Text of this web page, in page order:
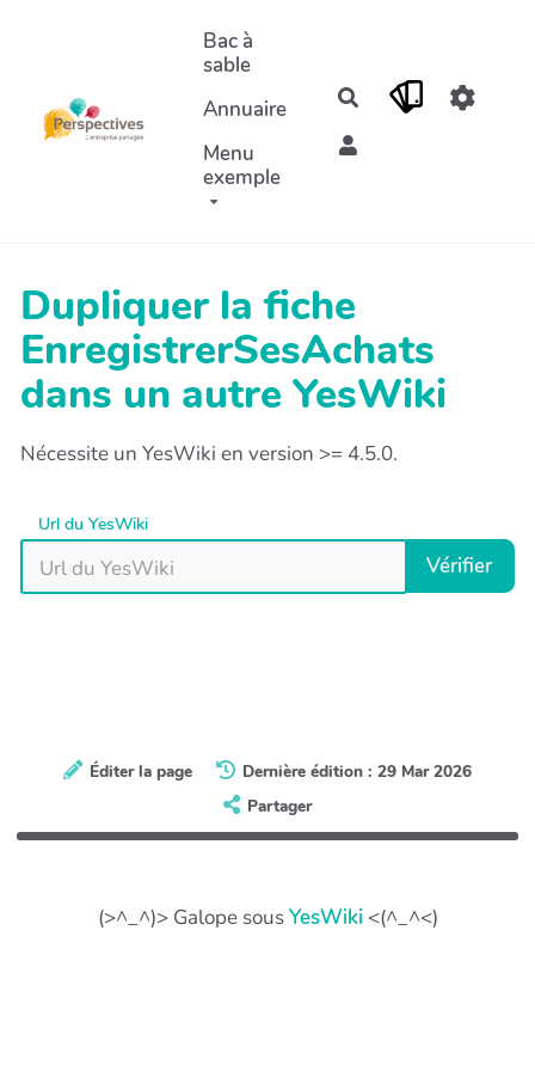
Aller au contenu principal
Bac à
sable
Annuaire
Menu
exemple
Rechercher
Dupliquer la fiche
EnregistrerSesAchats
dans un autre YesWiki
Nécessite un YesWiki en version >= 4.5.0.
Url du YesWiki
Vérifier
Éditer la page
Dernière édition : 29 Mar 2026
Partager
(>^_^)> Galope sousYesWiki <(^_^<)